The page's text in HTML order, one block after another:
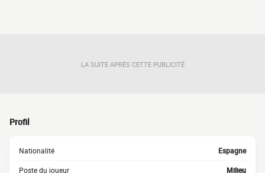
LA SUITE APRÈS CETTE PUBLICITÉ
Profil
Nationalité Espagne
Poste du joueur Milieu